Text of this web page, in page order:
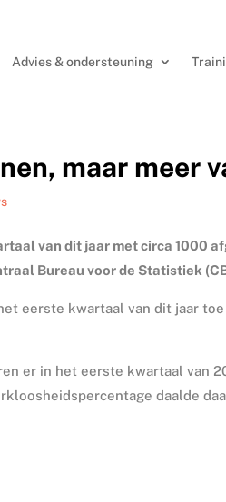
Advies & ondersteuning
maar meer
van dit jaar met circa 1000
Bureau voor de Statistiek
eerste kwartaal van dit jaar
er in het eerste kwartaal van
daalde